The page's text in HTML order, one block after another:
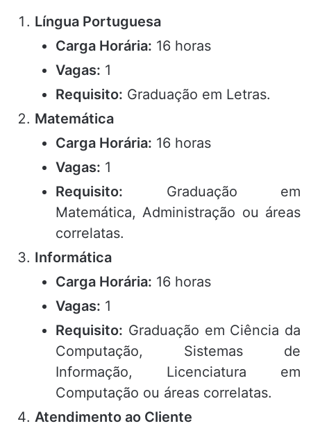
Língua Portuguesa
Carga Horária: 16 horas
Vagas: 1
Requisito: Graduação em Letras.
Matemática
Carga Horária: 16 horas
Vagas: 1
Requisito: Graduação em
Matemática, Administração ou áreas
correlatas.
Informática
Carga Horária: 16 horas
Vagas: 1
Requisito: Graduação em Ciência da
Computação, Sistemas de
Informação, Licenciatura em
Computação ou áreas correlatas.
Atendimento ao Cliente